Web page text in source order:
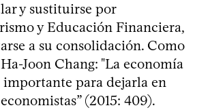
y sustituirse por
y Educación Financiera,
a su consolidación. Como
Joon Chang: "La economía
importante para dejarla en
(2015: 409).